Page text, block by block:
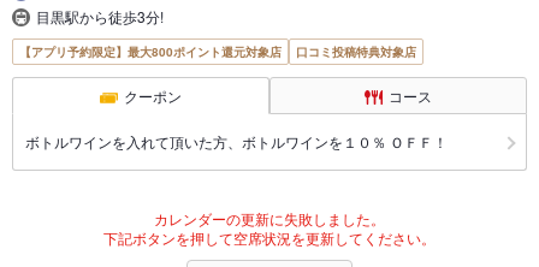
目黒駅から徒歩3分!
【アプリ予約限定】最大800ポイント還元対象店 口コミ投稿特典対象店
クーポン コース
ボトルワインを入れて頂いた方、ボトルワインを１０％ ＯＦＦ！
カレンダーの更新に失敗しました。
下記ボタンを押して空席状況を更新してください。